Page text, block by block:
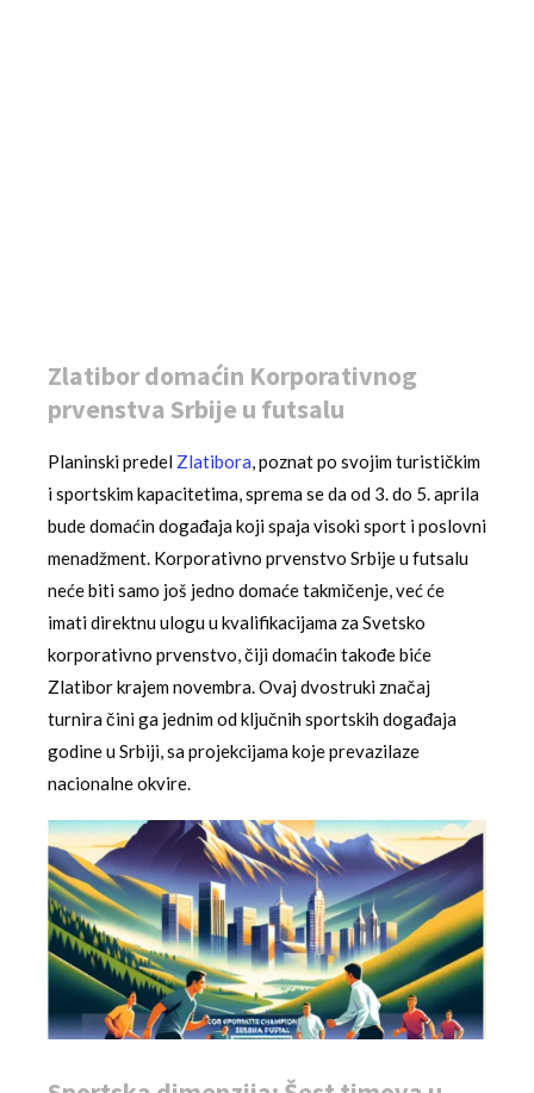
Zlatibor domaćin Korporativnog
prvenstva Srbije u futsalu
Planinski predel Zlatibora , poznat po svojim turističkim
i sportskim kapacitetima, sprema se da od 3. do 5. aprila
bude domaćin događaja koji spaja visoki sport i poslovni
menadžment. Korporativno prvenstvo Srbije u futsalu
neće biti samo još jedno domaće takmičenje, već će
imati direktnu ulogu u kvalifikacijama za Svetsko
korporativno prvenstvo, čiji domaćin takođe biće
Zlatibor krajem novembra. Ovaj dvostruki značaj
turnira čini ga jednim od ključnih sportskih događaja
godine u Srbiji, sa projekcijama koje prevazilaze
nacionalne okvire.